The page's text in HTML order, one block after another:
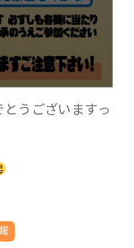
うございますっ